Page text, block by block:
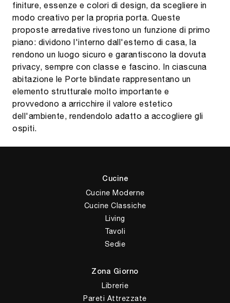
finiture, essenze e colori di design, da scegliere in
modo creativo per la propria porta. Queste
proposte arredative rivestono un funzione di primo
piano: dividono l'interno dall'esterno di casa, la
rendono un luogo sicuro e garantiscono la dovuta
privacy, sempre con classe e fascino. In ciascuna
abitazione le Porte blindate rappresentano un
elemento strutturale molto importante e
provvedono a arricchire il valore estetico
dell'ambiente, rendendolo adatto a accogliere gli
ospiti.
Cucine
Cucine Moderne
Cucine Classiche
Living
Tavoli
Sedie
Zona Giorno
Librerie
Pareti Attrezzate